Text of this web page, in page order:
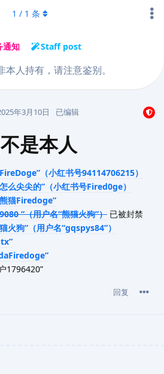
通知 Staff post
本人持有，请注意鉴别。
1 / 1 条
年3月10日 已编辑
是本人
（小红书号94114706215）
么尖尖的”（小红书号Fired0ge）
猫Firedoge”
”（用户名“熊猫火狗”） 已被封禁
火狗”（用户名“gqspys84”）
1796420”
回复